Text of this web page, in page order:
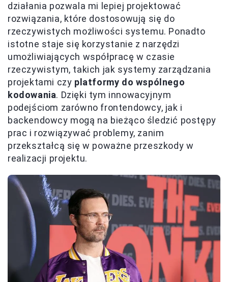
działania pozwala mi lepiej projektować
rozwiązania, które dostosowują się do
rzeczywistych możliwości systemu. Ponadto
istotne staje się korzystanie z narzędzi
umożliwiających współpracę w czasie
rzeczywistym, takich jak systemy zarządzania
projektami czy platformy do wspólnego
kodowania. Dzięki tym innowacyjnym
podejściom zarówno frontendowcy, jak i
backendowcy mogą na bieżąco śledzić postępy
prac i rozwiązywać problemy, zanim
przekształcą się w poważne przeszkody w
realizacji projektu.